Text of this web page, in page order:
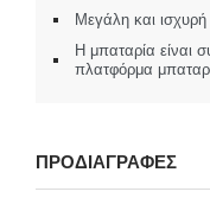
Μεγάλη και
Η μπαταρία είναι
πλατφόρμα
ΠΡΟΔΙΑΓΡΑΦΕΣ